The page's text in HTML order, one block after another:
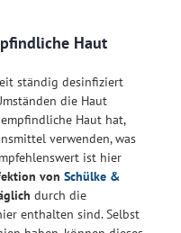
Haut
ständig desinfiziert
die Haut
Haut hat,
verwenden, was
ist hier
von Schülke &
durch die
enthalten sind. Selbst